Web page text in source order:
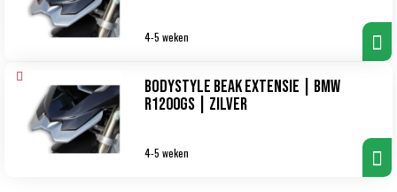
4-5 weken
Bodystyle Beak Extensie | BMW
R1200GS | zilver
4-5 weken